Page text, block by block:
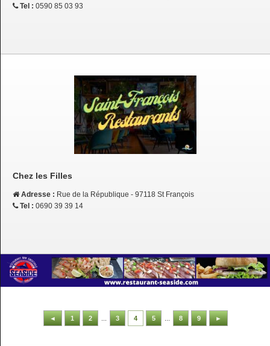
Tel : 0590 85 03 93
Chez les Filles
Adresse : Rue de la République - 97118 St François
Tel : 0690 39 39 14
◄ 1 2 3 4 5 8 9 ►